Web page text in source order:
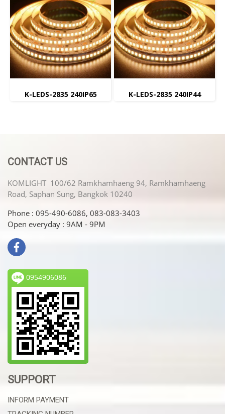
K-LEDS-2835 240IP65 K-LEDS-2835 240IP44
CONTACT US
KOMLIGHT 100/62 Ramkhamhaeng 94, Ramkhamhaeng
Road, Saphan Sung, Bangkok 10240
Phone : 095-490-6086, 083-083-3403
Open everyday : 9AM - 9PM
0954906086
SUPPORT
INFORM PAYMENT